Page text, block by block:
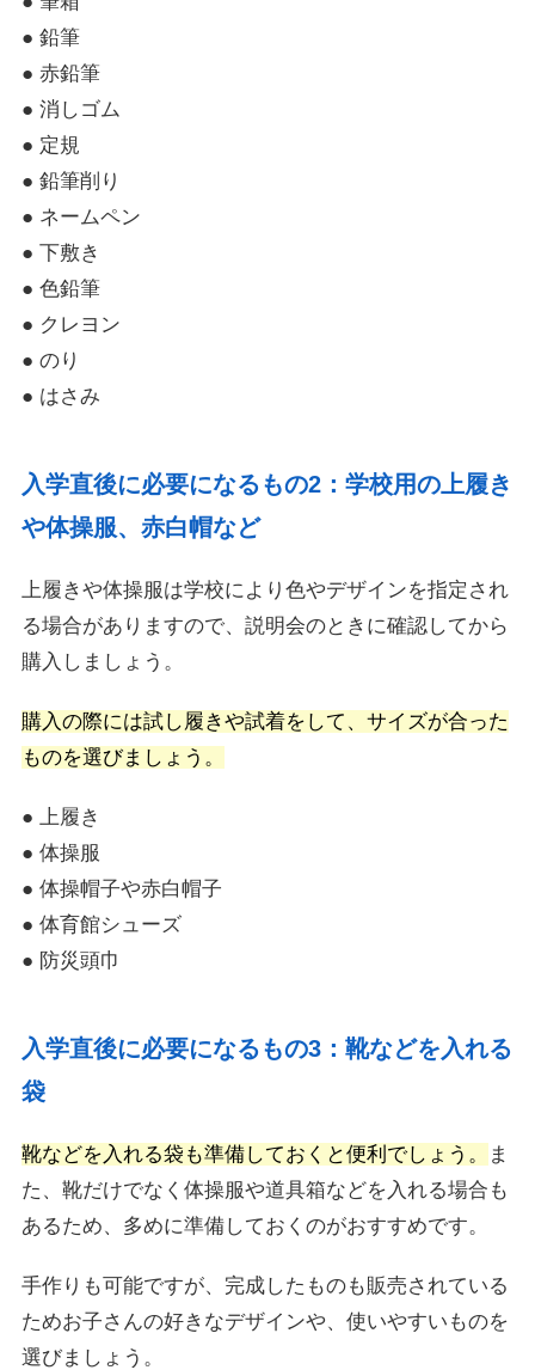
● 鉛筆
● 赤鉛筆
● 消しゴム
● 定規
● 鉛筆削り
● ネームペン
● 下敷き
● 色鉛筆
● クレヨン
● のり
● はさみ
入学直後に必要になるもの2：学校用の上履き
や体操服、赤白帽など
上履きや体操服は学校により色やデザインを指定され
る場合がありますので、説明会のときに確認してから
購入しましょう。
購入の際には試し履きや試着をして、サイズが合った
ものを選びましょう。
● 上履き
● 体操服
● 体操帽子や赤白帽子
● 体育館シューズ
● 防災頭巾
入学直後に必要になるもの3：靴などを入れる
袋
靴などを入れる袋も準備しておくと便利でしょう。
ま
た、靴だけでなく体操服や道具箱などを入れる場合も
あるため、多めに準備しておくのがおすすめです。
手作りも可能ですが、完成したものも販売されている
ためお子さんの好きなデザインや、使いやすいものを
選びましょう。